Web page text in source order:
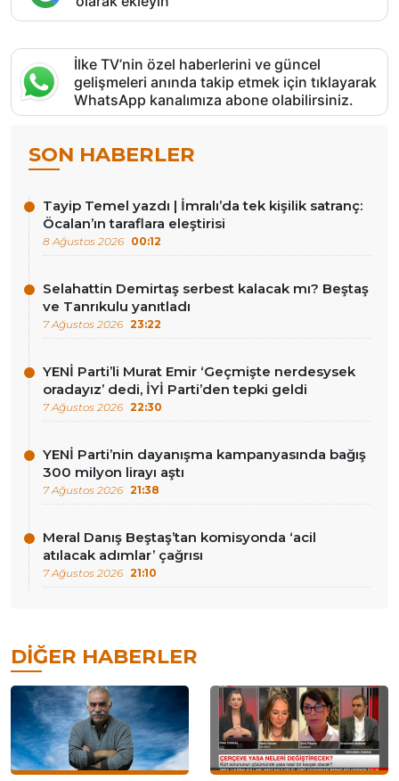
İlke TV’nin özel haberlerini ve güncel
gelişmeleri anında takip etmek için tıklayarak
WhatsApp kanalımıza abone olabilirsiniz.
SON HABERLER
Tayip Temel yazdı | İmralı’da tek kişilik satranç:
Öcalan’ın taraflara eleştirisi
8 Ağustos 2026 00:12
Selahattin Demirtaş serbest kalacak mı? Beştaş
ve Tanrıkulu yanıtladı
7 Ağustos 2026 23:22
YENİ Parti’li Murat Emir ‘Geçmişte nerdesysek
oradayız’ dedi, İYİ Parti’den tepki geldi
7 Ağustos 2026 22:30
YENİ Parti’nin dayanışma kampanyasında bağış
300 milyon lirayı aştı
7 Ağustos 2026 21:38
Meral Danış Beştaş’tan komisyonda ‘acil
atılacak adımlar’ çağrısı
7 Ağustos 2026 21:10
DIĞER HABERLER